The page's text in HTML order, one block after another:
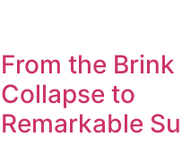
From the Brink
Collapse to
Remarkable